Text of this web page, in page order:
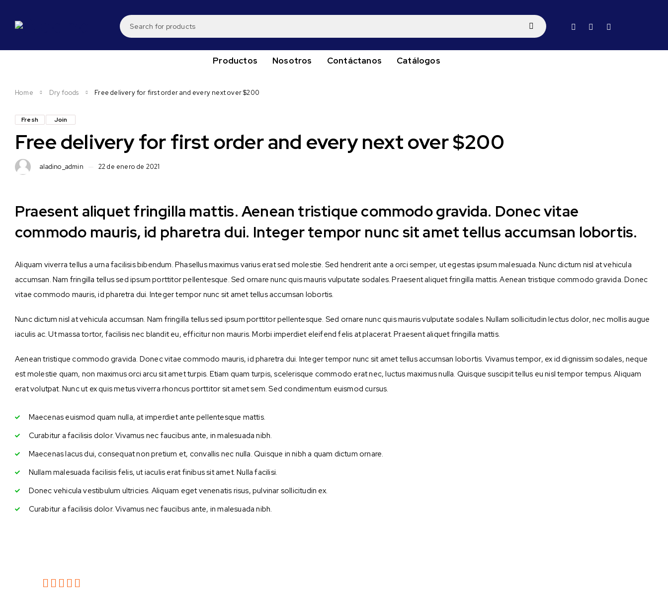
Productos Nosotros Contáctanos Catálogos
Home Dry foods Free delivery for first order and every next over $200
Fresh Join
Free delivery for first order and every next over $200
aladino_admin 22 de enero de 2021
Praesent aliquet fringilla mattis. Aenean tristique commodo gravida. Donec vitae
commodo mauris, id pharetra dui. Integer tempor nunc sit amet tellus accumsan lobortis.
Aliquam viverra tellus a urna facilisis bibendum. Phasellus maximus varius erat sed molestie. Sed hendrerit ante a orci semper, ut egestas ipsum malesuada. Nunc dictum nisl at vehicula
accumsan. Nam fringilla tellus sed ipsum porttitor pellentesque. Sed ornare nunc quis mauris vulputate sodales. Praesent aliquet fringilla mattis. Aenean tristique commodo gravida. Donec
vitae commodo mauris, id pharetra dui. Integer tempor nunc sit amet tellus accumsan lobortis.
Nunc dictum nisl at vehicula accumsan. Nam fringilla tellus sed ipsum porttitor pellentesque. Sed ornare nunc quis mauris vulputate sodales. Nullam sollicitudin lectus dolor, nec mollis augue
iaculis ac. Ut massa tortor, facilisis nec blandit eu, efficitur non mauris. Morbi imperdiet eleifend felis at placerat. Praesent aliquet fringilla mattis.
Aenean tristique commodo gravida. Donec vitae commodo mauris, id pharetra dui. Integer tempor nunc sit amet tellus accumsan lobortis. Vivamus tempor, ex id dignissim sodales, neque
est molestie quam, non maximus orci arcu sit amet turpis. Etiam quam turpis, scelerisque commodo erat nec, luctus maximus nulla. Quisque suscipit tellus eu nisl tempor tempus. Aliquam
erat volutpat. Nunc ut ex quis metus viverra rhoncus porttitor sit amet sem. Sed condimentum euismod cursus.
Maecenas euismod quam nulla, at imperdiet ante pellentesque mattis.
Curabitur a facilisis dolor. Vivamus nec faucibus ante, in malesuada nibh.
Maecenas lacus dui, consequat non pretium et, convallis nec nulla. Quisque in nibh a quam dictum ornare.
Nullam malesuada facilisis felis, ut iaculis erat finibus sit amet. Nulla facilisi.
Donec vehicula vestibulum ultricies. Aliquam eget venenatis risus, pulvinar sollicitudin ex.
Curabitur a facilisis dolor. Vivamus nec faucibus ante, in malesuada nibh.